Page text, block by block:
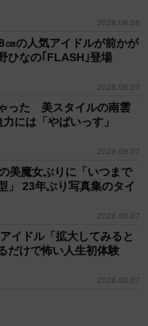
2026.08.08
の人気アイドルが前かが
ひなの｢FLASH｣登場
2026.08.07
った 美スタイルの南雲
には「やばいっす」
2026.08.07
美魔女ぶりに「いつまで
」 23年ぶり写真集のタイ
2026.08.07
イドル「拡大してみると
だけで怖い人生初体験
2026.08.07